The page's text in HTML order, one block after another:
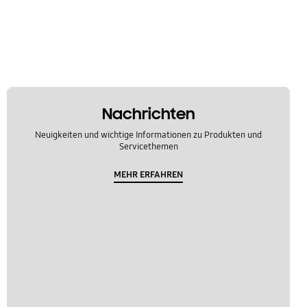
Nachrichten
Neuigkeiten und wichtige Informationen zu Produkten und
Servicethemen
MEHR ERFAHREN